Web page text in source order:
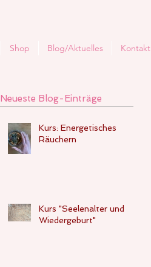
Shop Blog/Aktuelles Kontakt
Neueste Blog-Einträge
Kurs: Energetisches
Räuchern
Kurs "Seelenalter und
Wiedergeburt"